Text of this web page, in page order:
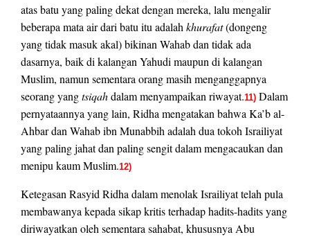
atas batu yang paling dekat dengan mereka, lalu mengalir
beberapa mata air dari batu itu adalah khurafat(dongeng
yang tidak masuk akal) bikinan Wahab dan tidak ada
dasarnya, baik di kalangan Yahudi maupun di kalangan
Muslim, namun sementara orang masih menganggapnya
seorang yangtsiqahdalam menyampaikan riwayat.11) Dalam
pernyataannya yang lain, Ridha mengatakan bahwa Ka’b al-
Ahbar dan Wahab ibn Munabbih adalah dua tokoh Israiliyat
yang paling jahat dan paling sengit dalam mengacaukan dan
menipu kaum Muslim.12)
Ketegasan Rasyid Ridha dalam menolak Israiliyat telah pula
membawanya kepada sikap kritis terhadap hadits-hadits yang
diriwayatkan oleh sementara sahabat, khususnya Abu